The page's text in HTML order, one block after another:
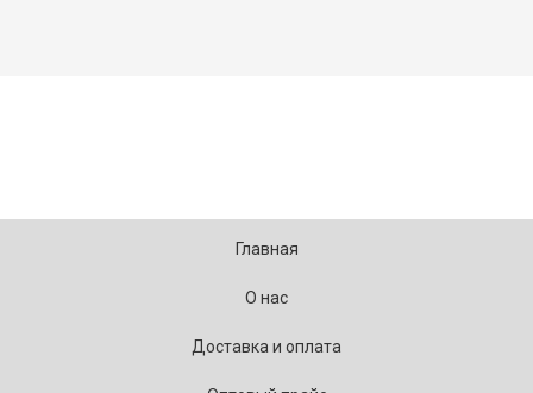
Главная
О нас
Доставка и оплата